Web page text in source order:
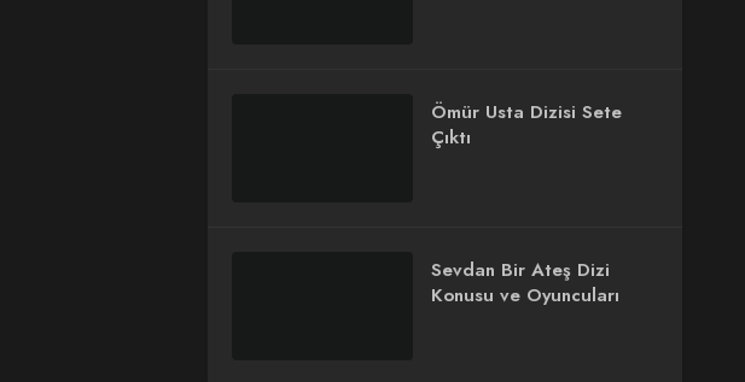
Ömür Usta Dizisi Sete
Çıktı
Sevdan Bir Ateş Dizi
Konusu ve Oyuncuları